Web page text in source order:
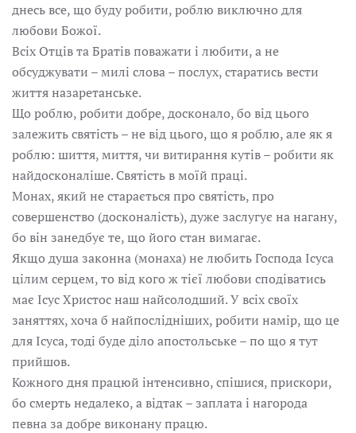
днесь все, що буду робити, роблю виключно для
любови Божої.
Всіх Отців та Братів поважати і любити, а не
обсуджувати – милі слова – послух, старатись вести
життя назаретанське.
Що роблю, робити добре, досконало, бо від цього
залежить святість – не від цього, що я роблю, але як я
роблю: шиття, миття, чи витирання кутів – робити як
найдосконаліше. Святість в моїй праці.
Монах, який не старається про святість, про
совершенство (досконалість), дуже заслугує на нагану,
бо він занедбує те, що його стан вимагає.
Якщо душа законна (монаха) не любить Господа Ісуса
цілим серцем, то від кого ж тієї любови сподіватись
має Ісус Христос наш найсолодший. У всіх своїх
заняттях, хоча б найпослідніших, робити намір, що це
для Ісуса, тоді буде діло апостольське – по що я тут
прийшов.
Кожного дня працюй інтенсивно, спішися, прискори,
бо смерть недалеко, а відтак – заплата і нагорода
певна за добре виконану працю.